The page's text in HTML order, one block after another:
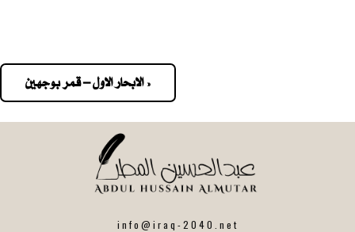
navigation
« الابحار الاول – قمر بوجهين
info@iraq-2040.net